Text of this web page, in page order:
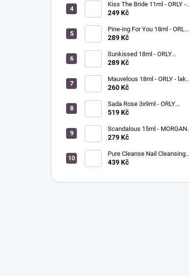
Kiss The Bride 11ml - ORLY -
lak na nehty
249 Kč
Pine-ing For You 18ml - ORLY
BREATHABLE - ošetřující
289 Kč
Sunkissed 18ml - ORLY
BREATHABLE - ošetřující
289 Kč
Mauvelous 18ml - ORLY - lak
na nehty
260 Kč
Sada Rose 3x9ml - ORLY
FRENCH MANICURE - sada
519 Kč
Scandalous 15ml - MORGAN
TAYLOR - lak na nehty
279 Kč
Pure Cleanse Nail Cleansing
Spray 120ml - MORGAN
439 Kč